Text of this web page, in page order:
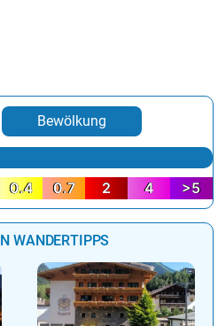
Bewölkung
0.4 0.7 2 4 >5
WANDERTIPPS